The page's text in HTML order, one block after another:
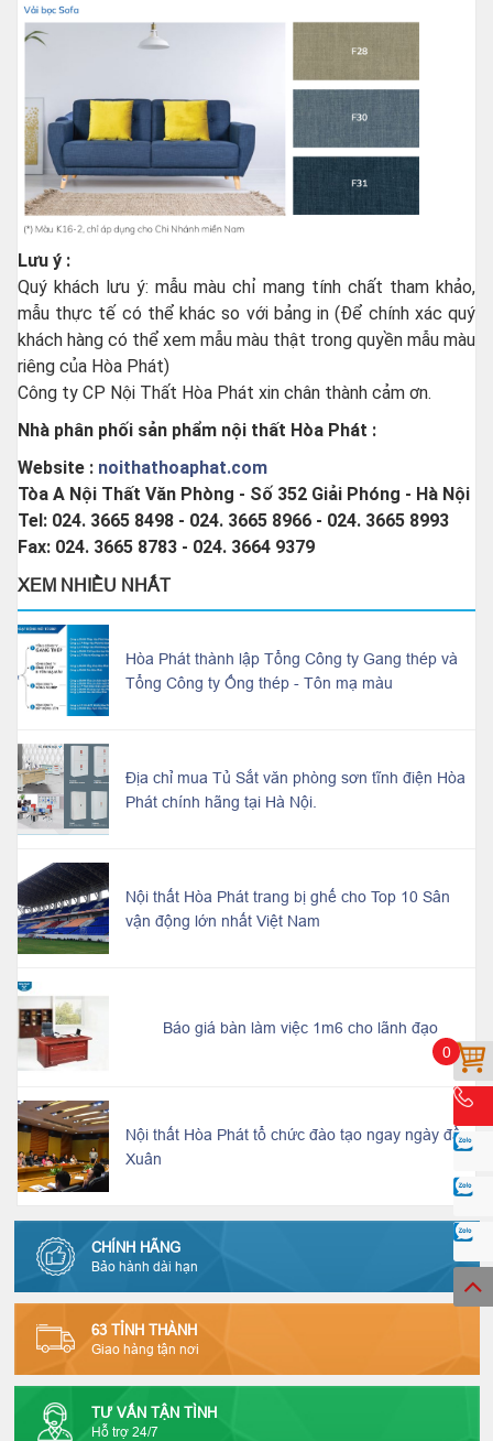
0
Lưu ý :
Quý khách lưu ý: mẫu màu chỉ mang tính chất tham khảo,
mẫu thực tế có thể khác so với bảng in (Để chính xác quý
khách hàng có thể xem mẫu màu thật trong quyền mẫu màu
riêng của Hòa Phát)
Công ty CP Nội Thất Hòa Phát xin chân thành cảm ơn.
Nhà phân phối sản phẩm nội thất Hòa Phát :
Website : noithathoaphat.com
Tòa A Nội Thất Văn Phòng - Số 352 Giải Phóng - Hà Nội
Tel: 024. 3665 8498 - 024. 3665 8966 - 024. 3665 8993
Fax: 024. 3665 8783 - 024. 3664 9379
XEM NHIỀU NHẤT
Hòa Phát thành lập Tổng Công ty Gang thép và
Tổng Công ty Ống thép - Tôn mạ màu
Địa chỉ mua Tủ Sắt văn phòng sơn tĩnh điện Hòa
Phát chính hãng tại Hà Nội.
Nội thất Hòa Phát trang bị ghế cho Top 10 Sân
vận động lớn nhất Việt Nam
Báo giá bàn làm việc 1m6 cho lãnh đạo
Nội thất Hòa Phát tổ chức đào tạo ngay ngày đầu
Xuân
CHÍNH HÃNG
Bảo hành dài hạn
63 TỈNH THÀNH
Giao hàng tận nơi
TƯ VẤN TẬN TÌNH
Hỗ trợ 24/7